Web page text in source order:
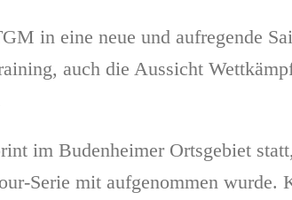
in eine neue und aufregende
auch die Aussicht
im Budenheimer Ortsgebiet
Serie mit aufgenommen wurde.